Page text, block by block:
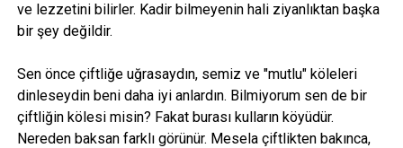
ve lezzetini bilirler. Kadir bilmeyenin hali ziyanlıktan başka
bir şey değildir.
Sen önce çiftliğe uğrasaydın, semiz ve "mutlu" köleleri
dinleseydin beni daha iyi anlardın. Bilmiyorum sen de bir
çiftliğin kölesi misin? Fakat burası kulların köyüdür.
Nereden baksan farklı görünür. Mesela çiftlikten bakınca,